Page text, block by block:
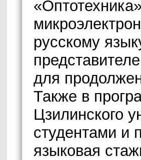
русскому
для
Также в
Цзилинского
студентами и
языковая